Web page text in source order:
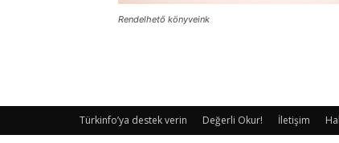
Rendelhető könyveink
Türkinfo’ya destek verin Değerli Okur! İletişim